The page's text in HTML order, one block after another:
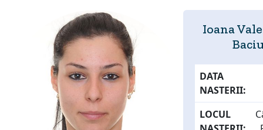
Ioana
DATA
NASTERII:
LOCUL